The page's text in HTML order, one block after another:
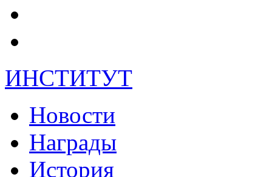
ИНСТИТУТ
Новости
Награды
История